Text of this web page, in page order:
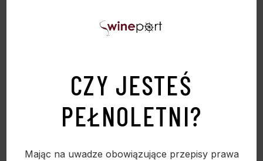
CZY JESTEŚ
PEŁNOLETNI?
Mając na uwadze obowiązujące przepisy prawa